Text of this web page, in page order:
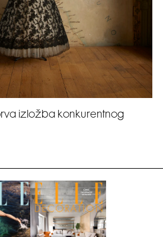
izložba konkurentnog